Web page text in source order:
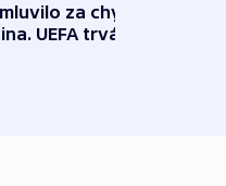
za chyby a
UEFA trvá na